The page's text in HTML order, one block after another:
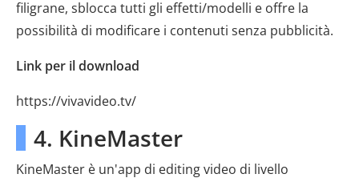
filigrane, sblocca tutti gli effetti/modelli e offre la
possibilità di modificare i contenuti senza pubblicità.
Link per il download
https://vivavideo.tv/
4. KineMaster
KineMaster è un'app di editing video di livello